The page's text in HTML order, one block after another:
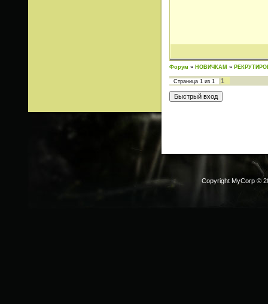
Форум » НОВИЧКАМ »
Страница 1 из 1 1
Copyright MyCorp ©